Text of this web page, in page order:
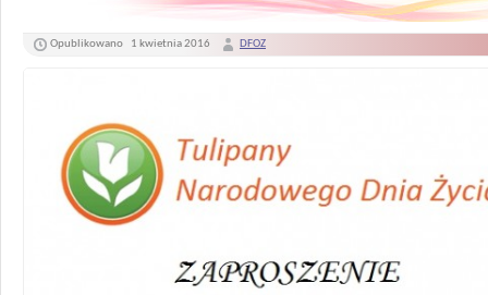
Opublikowano 1 kwietnia 2016 DFOZ